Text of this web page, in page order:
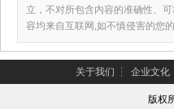
立，不对所包含内容的准确性、
容均来自互联网,如不慎侵害的您
关于我们 ┆ 企业文化
版权